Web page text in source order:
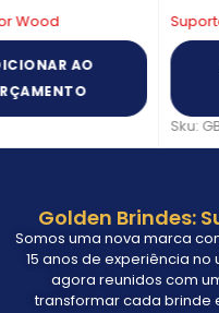
Suporte Veicular Tux
ADICIONAR AO
ORÇAMENTO
Golden Brindes:
Somos uma nova marca
15 anos de experiência
agora reunidos com
transformar cada brinde